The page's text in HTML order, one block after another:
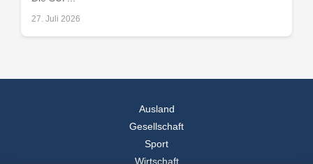
27. Juli 2026
Ausland
Gesellschaft
Sport
Wirtschaft